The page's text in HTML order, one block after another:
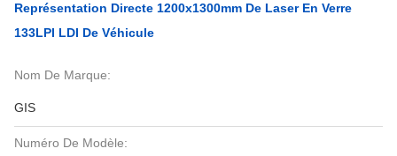
Représentation Directe 1200x1300mm De Laser En Verre
133LPI LDI De Véhicule
Nom De Marque:
GIS
Numéro De Modèle: